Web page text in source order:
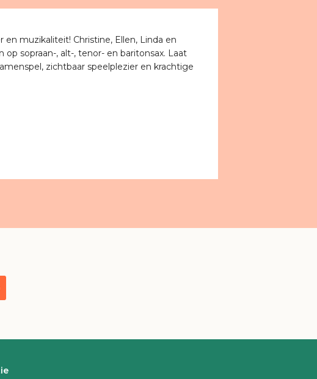
en muzikaliteit! Christine, Ellen, Linda en
sopraan-, alt-, tenor- en baritonsax. Laat
zichtbaar speelplezier en krachtige